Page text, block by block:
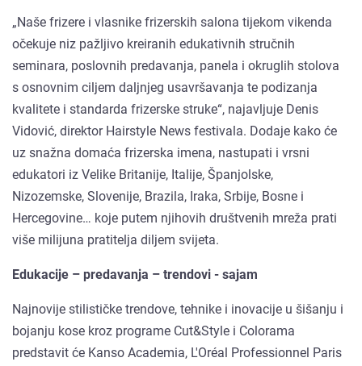
„Naše frizere i vlasnike frizerskih salona tijekom vikenda
očekuje niz pažljivo kreiranih edukativnih stručnih
seminara, poslovnih predavanja, panela i okruglih stolova
s osnovnim ciljem daljnjeg usavršavanja te podizanja
kvalitete i standarda frizerske struke“, najavljuje Denis
Vidović, direktor Hairstyle News festivala. Dodaje kako će
uz snažna domaća frizerska imena, nastupati i vrsni
edukatori iz Velike Britanije, Italije, Španjolske,
Nizozemske, Slovenije, Brazila, Iraka, Srbije, Bosne i
Hercegovine… koje putem njihovih društvenih mreža prati
više milijuna pratitelja diljem svijeta.
Edukacije – predavanja – trendovi - sajam
Najnovije stilističke trendove, tehnike i inovacije u šišanju i
bojanju kose kroz programe Cut&Style i Colorama
predstavit će Kanso Academia, L'Oréal Professionnel Paris